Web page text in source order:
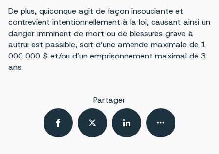
De plus, quiconque agit de façon insouciante et
contrevient intentionnellement à la loi, causant ainsi un
danger imminent de mort ou de blessures grave à
autrui est passible, soit d’une amende maximale de 1
000 000 $ et/ou d’un emprisonnement maximal de 3
ans.
Partager